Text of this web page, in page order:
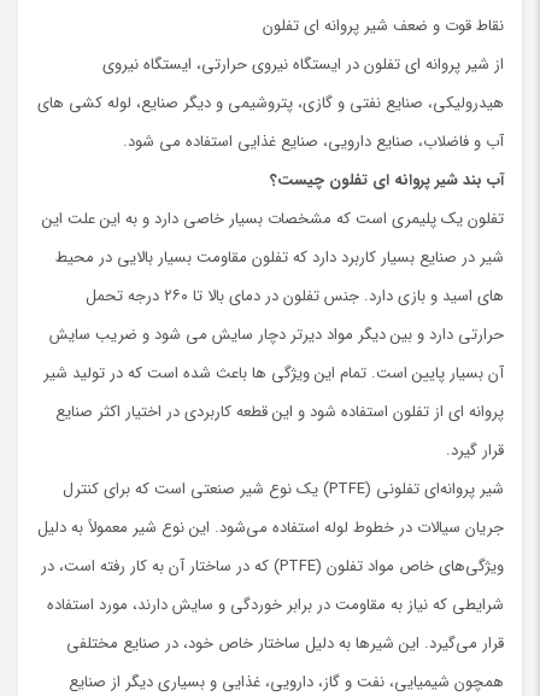
نقاط قوت و ضعف شیر پروانه ای تفلون
از شیر پروانه ای تفلون در ایستگاه نیروی حرارتی، ایستگاه نیروی
هیدرولیکی، صنایع نفتی و گازی، پتروشیمی و دیگر صنایع، لوله کشی های
آب و فاضلاب، صنایع دارویی، صنایع غذایی استفاده می شود.
آب بند شیر پروانه ای تفلون چیست؟
تفلون یک پلیمری است که مشخصات بسیار خاصی دارد و به این علت این
شیر در صنایع بسیار کاربرد دارد که تفلون مقاومت بسیار بالایی در محیط
های اسید و بازی دارد. جنس تفلون در دمای بالا تا ۲۶۰ درجه تحمل
حرارتی دارد و بین دیگر مواد دیرتر دچار سایش می شود و ضریب سایش
آن بسیار پایین است. تمام این ویژگی ها باعث شده است که در تولید شیر
پروانه ای از تفلون استفاده شود و این قطعه کاربردی در اختیار اکثر صنایع
قرار گیرد.
شیر پروانه‌ای تفلونی (PTFE) یک نوع شیر صنعتی است که برای کنترل
جریان سیالات در خطوط لوله استفاده می‌شود. این نوع شیر معمولاً به دلیل
ویژگی‌های خاص مواد تفلون (PTFE) که در ساختار آن به کار رفته است، در
شرایطی که نیاز به مقاومت در برابر خوردگی و سایش دارند، مورد استفاده
قرار می‌گیرد. این شیرها به دلیل ساختار خاص خود، در صنایع مختلفی
همچون شیمیایی، نفت و گاز، دارویی، غذایی و بسیاری دیگر از صنایع